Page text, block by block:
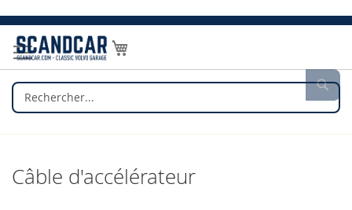
Allez
au
contenu
Mon panier
Câble d'accélérateur